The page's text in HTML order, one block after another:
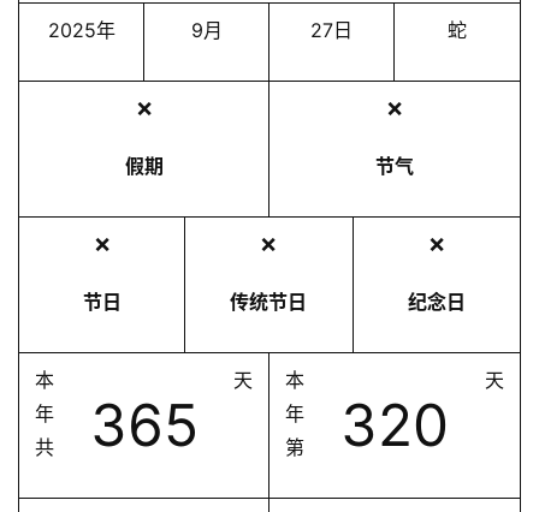
2025年 9月 27日 蛇
❌
假期
❌
节气
❌
节日
❌
传统节日
❌
纪念日
本
年
共
365
天
本
年
第
320
天